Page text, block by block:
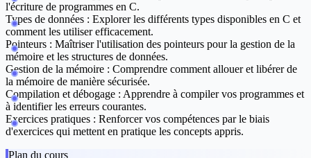
l'écriture de programmes en C.
Types de données : Explorer les différents types disponibles en C et
comment les utiliser efficacement.
Pointeurs : Maîtriser l'utilisation des pointeurs pour la gestion de la
mémoire et les structures de données.
Gestion de la mémoire : Comprendre comment allouer et libérer de
la mémoire de manière sécurisée.
Compilation et débogage : Apprendre à compiler vos programmes et
à identifier les erreurs courantes.
Exercices pratiques : Renforcer vos compétences par le biais
d'exercices qui mettent en pratique les concepts appris.
Plan du cours